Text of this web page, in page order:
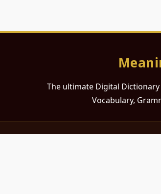
The ultimate Digital
Vocabulary,